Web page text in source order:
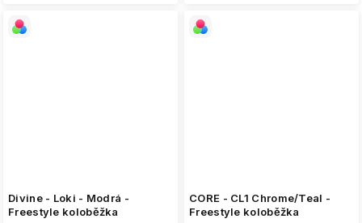
Divine - Loki - Modrá -
Freestyle koloběžka
CORE - CL1 Chrome/Teal -
Freestyle koloběžka